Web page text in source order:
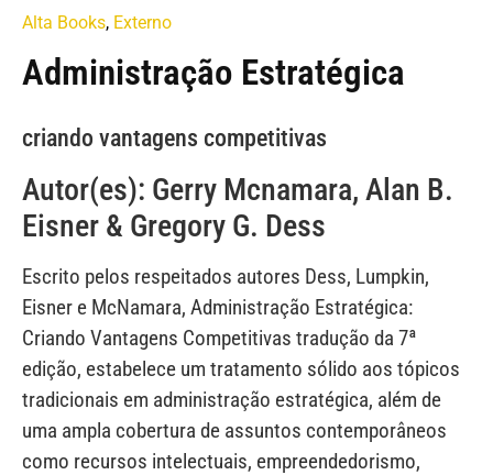
Alta Books, Externo
Administração Estratégica
criando vantagens competitivas
Autor(es): Gerry Mcnamara, Alan B.
Eisner & Gregory G. Dess
Escrito pelos respeitados autores Dess, Lumpkin,
Eisner e McNamara, Administração Estratégica:
Criando Vantagens Competitivas tradução da 7ª
edição, estabelece um tratamento sólido aos tópicos
tradicionais em administração estratégica, além de
uma ampla cobertura de assuntos contemporâneos
como recursos intelectuais, empreendedorismo,